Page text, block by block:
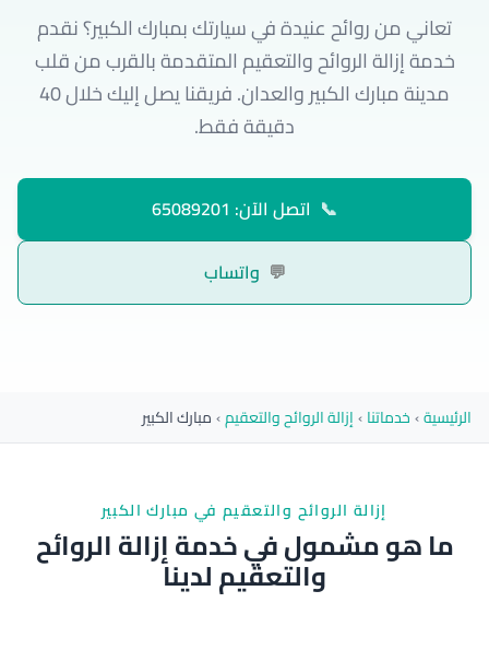
تعاني من روائح عنيدة في سيارتك بمبارك الكبير؟ نقدم
خدمة إزالة الروائح والتعقيم المتقدمة بالقرب من قلب
مدينة مبارك الكبير والعدان. فريقنا يصل إليك خلال 40
دقيقة فقط.
📞 اتصل الآن: 65089201
💬 واتساب
الرئيسية›خدماتنا›إزالة الروائح والتعقيم›مبارك الكبير
إزالة الروائح والتعقيم في مبارك الكبير
ما هو مشمول في خدمة إزالة الروائح
والتعقيم لدينا